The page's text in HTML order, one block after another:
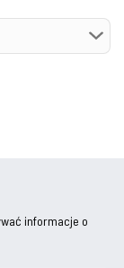
informacje o